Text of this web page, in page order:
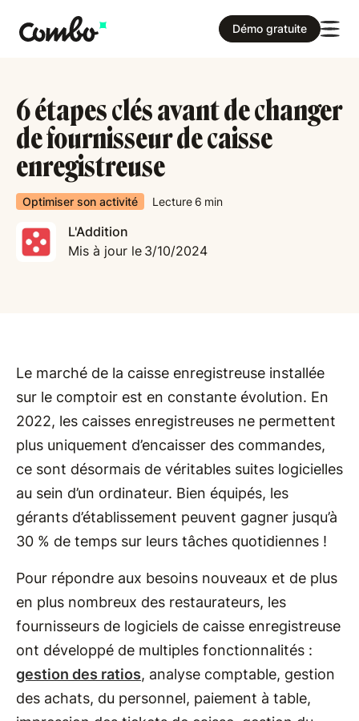
Démo gratuite
6 étapes clés avant de changer
de fournisseur de caisse
enregistreuse
Optimiser son activité Lecture 6 min
L'Addition
Mis à jour le 3/10/2024
Le marché de la caisse enregistreuse installée
sur le comptoir est en constante évolution. En
2022, les caisses enregistreuses ne permettent
plus uniquement d’encaisser des commandes,
ce sont désormais de véritables suites logicielles
au sein d’un ordinateur. Bien équipés, les
gérants d’établissement peuvent gagner jusqu’à
30 % de temps sur leurs tâches quotidiennes !
Pour répondre aux besoins nouveaux et de plus
en plus nombreux des restaurateurs, les
fournisseurs de logiciels de caisse enregistreuse
ont développé de multiples fonctionnalités :
gestion des ratios, analyse comptable, gestion
des achats, du personnel, paiement à table,